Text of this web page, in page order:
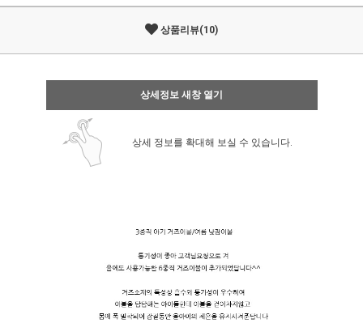
상품리뷰(10)
상세정보 새창 열기
상세 정보를 확대해 보실 수 있습니다.